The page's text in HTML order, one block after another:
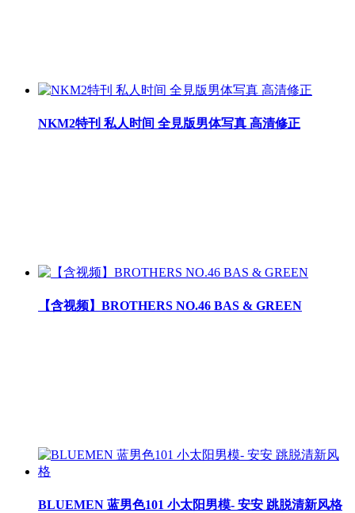
NKM2特刊 私人时间 全見版男体写真 高清修正
【含视频】BROTHERS NO.46 BAS & GREEN
BLUEMEN 蓝男色101 小太阳男模- 安安 跳脱清新风格